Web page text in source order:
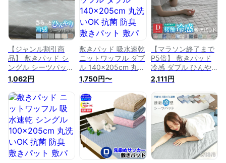
【ジャンル割引商
品】 敷きパッド シ
ングル シーツパッド
さらっと ひんやり
冷感 速乾 吸放湿 夏
夏用 省エネ
100×205cm 丸洗い
OK 抗菌 防臭 綿無し
軽量 敷きパット
22S010-NEW
1,062円
敷きパッド 吸水速乾
ニットワッフル ダブ
ル 140×205cm 丸洗
いOK 抗菌 防臭 敷き
パット 敷パット ベ
ッドパッド ベッドパ
ット ベッドシーツ
パットシーツ A728
1,750円〜
【マラソン終了まで
P5倍】 敷きパッド
冷感 ダブル ひんや
り 接触冷感
140×205cm 丸洗い
OK 敷パット ベッド
パッド ベッドパット
ベッドシーツ パッド
シーツ 抗菌防臭 冷
感マット A725
2,111円